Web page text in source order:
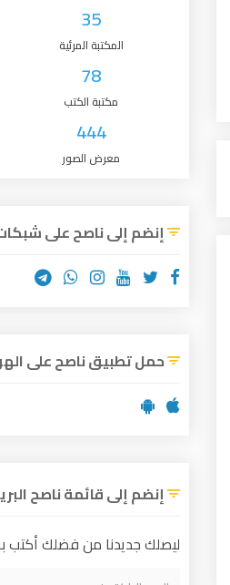
35
المكتبة المرئية
78
مكتبة الكتب
444
معرض الصور
إنضم إلى ناصح على
حمل تطبيق ناصح على
إنضم إلى قائمة ناصح
ليصلك جديدنا من فضلك أكتب